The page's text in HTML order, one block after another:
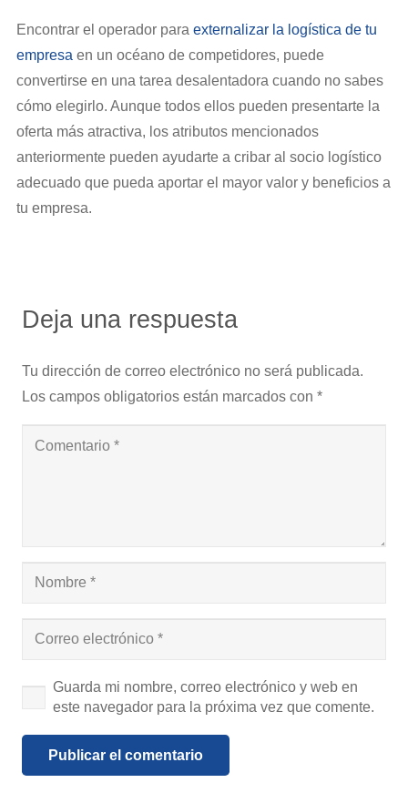
Encontrar el operador para externalizar la logística de tu
empresa en un océano de competidores, puede
convertirse en una tarea desalentadora cuando no sabes
cómo elegirlo. Aunque todos ellos pueden presentarte la
oferta más atractiva, los atributos mencionados
anteriormente pueden ayudarte a cribar al socio logístico
adecuado que pueda aportar el mayor valor y beneficios a
tu empresa.
Deja una respuesta
Tu dirección de correo electrónico no será publicada.
Los campos obligatorios están marcados con *
Guarda mi nombre, correo electrónico y web en
este navegador para la próxima vez que comente.
Publicar el comentario